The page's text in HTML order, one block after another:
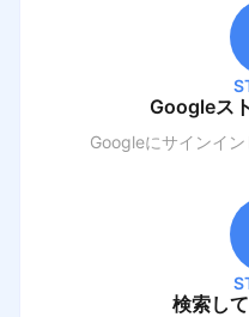
Googleス
Googleにサインイ
検索し